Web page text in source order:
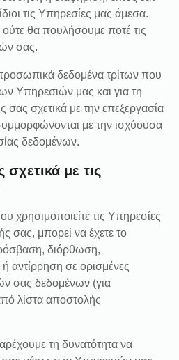
τις Υπηρεσίες μας άμεσα.
θα πουλήσουμε ποτέ τις
σας.
δεδομένα τρίτων που
Υπηρεσιών μας και για τη
σας σχετικά με την επεξεργασία
με την ισχύουσα
δεδομένων.
με τις
χρησιμοποιείτε τις Υπηρεσίες
σας, μπορεί να έχετε το
διόρθωση,
αντίρρηση σε ορισμένες
σας δεδομένων (για
λίστα αποστολής
τη δυνατότητα να